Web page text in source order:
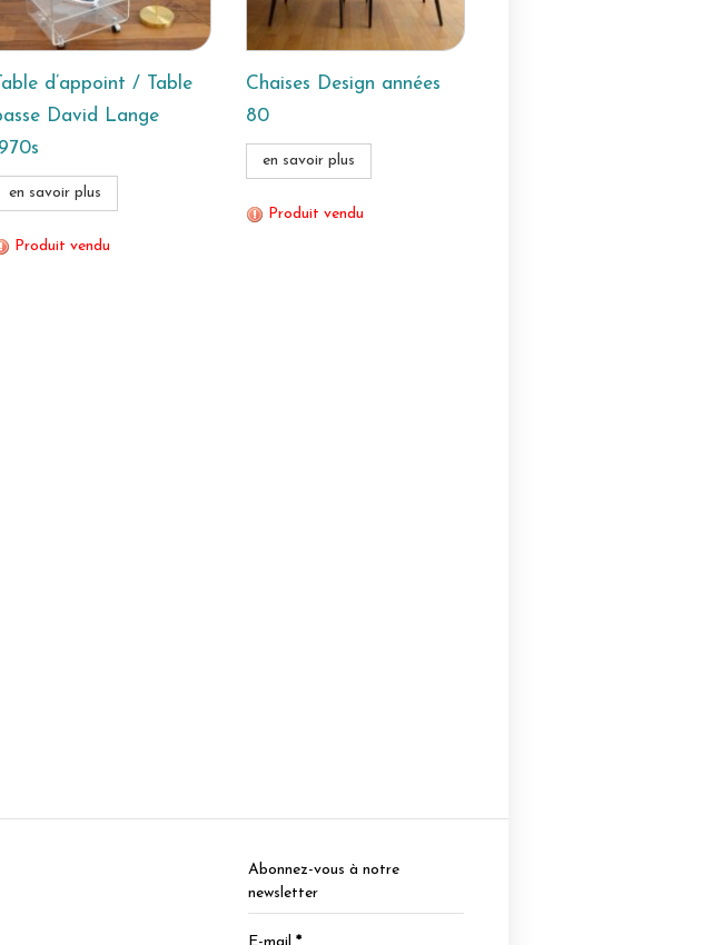
Table d’appoint / Table
David Lange
en savoir plus
Produit vendu
Chaises Design années
80
en savoir plus
Produit vendu
Abonnez-vous à notre
newsletter